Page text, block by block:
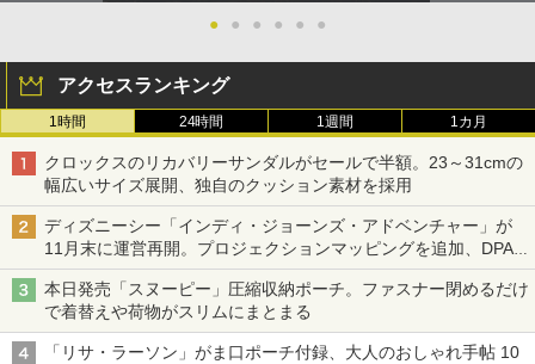
● ● ● ● ● ●
アクセスランキング
1時間 24時間 1週間 1カ月
クロックスのリカバリーサンダルがセールで半額。23～31cmの
幅広いサイズ展開、独自のクッション素材を採用
ディズニーシー「インディ・ジョーンズ・アドベンチャー」が
11月末に運営再開。プロジェクションマッピングを追加、DPA
は1500円
本日発売「スヌーピー」圧縮収納ポーチ。ファスナー閉めるだけ
で着替えや荷物がスリムにまとまる
「リサ・ラーソン」がま口ポーチ付録、大人のおしゃれ手帖 10